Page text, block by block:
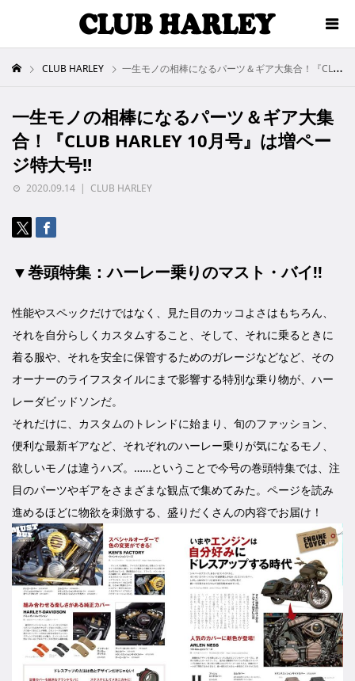
CLUB HARLEY 一生モノの相棒になるパーツ＆ギア大集合！『CLUB HARLEY 10月号』は増ページ特大号!!
一生モノの相棒になるパーツ＆ギア大集
合！『CLUB HARLEY 10月号』は増ペー
ジ特大号!!
2020.09.14 CLUB HARLEY
▼巻頭特集：ハーレー乗りのマスト・バイ!!
性能やスペックだけではなく、見た目のカッコよさはもちろん、
それを自分らしくカスタムすること、そして、それに乗るときに
着る服や、それを安全に保管するためのガレージなどなど、その
オーナーのライフスタイルにまで影響する特別な乗り物が、ハー
レーダビッドソンだ。
それだけに、カスタムのトレンドに始まり、旬のファッション、
便利な最新ギアなど、それぞれのハーレー乗りが気になるモノ、
欲しいモノは違うハズ。……ということで今号の巻頭特集では、注
目のパーツやギアをさまざまな観点で集めてみた。ページを読み
進めるほどに物欲を刺激する、盛りだくさんの内容でお届け！